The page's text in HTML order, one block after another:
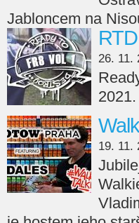
Jabloncem na
26. 11.
19. 11.